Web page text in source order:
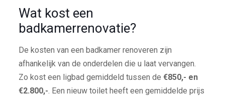
Wat kost een
badkamerrenovatie?
De kosten van een badkamer renoveren zijn
afhankelijk van de onderdelen die u laat vervangen.
Zo kost een ligbad gemiddeld tussen de €850,- en
€2.800,-. Een nieuw toilet heeft een gemiddelde prijs